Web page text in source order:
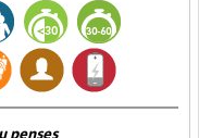
penses